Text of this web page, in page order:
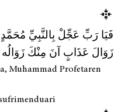
فَيَا رَبِّ عَجِّلْ بِالنَّبِيِّ مُحَمَّدٍ
زَوَالَ عَذَابٍ آنَ مِنْكَ زَوَالُه
Muhammad Profetaren